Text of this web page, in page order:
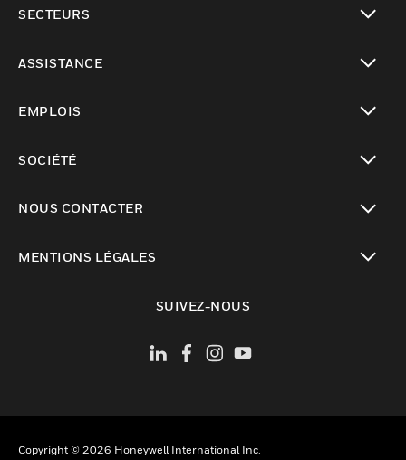
SECTEURS
ASSISTANCE
EMPLOIS
SOCIÉTÉ
NOUS CONTACTER
MENTIONS LÉGALES
SUIVEZ-NOUS
Copyright © 2026 Honeywell International Inc.